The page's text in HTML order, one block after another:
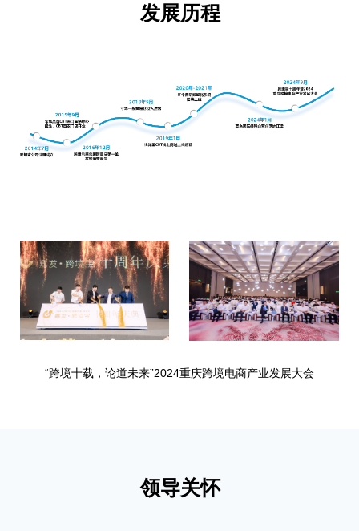
发展历程
“跨境十载，论道未来”2024重庆跨境电商产业发展大会
领导关怀